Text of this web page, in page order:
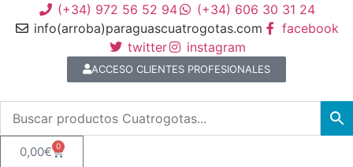
(+34) 972 56 52 94
(+34) 606 30 31 24
info(arroba)paraguascuatrogotas.com
facebook
twitter
instagram
ACCESO CLIENTES PROFESIONALES
0,00€ 0